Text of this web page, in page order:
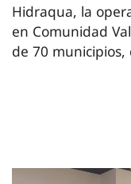
Hidraqua, la
en Comunidad
de 70 municipios,